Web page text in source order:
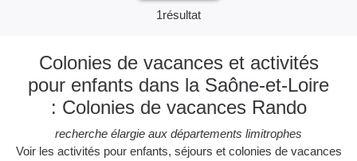
1résultat
Colonies de vacances et activités
pour enfants dans la Saône-et-Loire
: Colonies de vacances Rando
recherche élargie aux départements limitrophes
Voir les activités pour enfants, séjours et colonies de vacances